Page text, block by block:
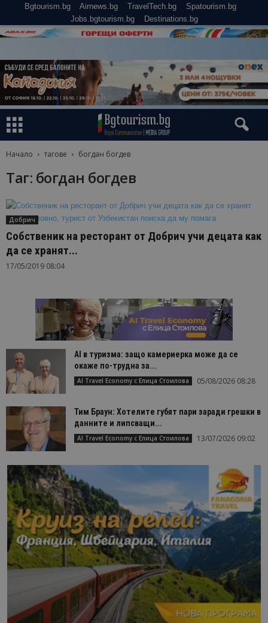
Bgtourism.bg Airnews.bg TravelTech.bg
Spatourism.bg
Jobs.bgtourism.bg
Destinations.bg
Начало тагове богдан богдев
Таг: богдан богдев
Добрич
Собственик на ресторант от Добрич учи децата как
да се хранят...
17/05/2019 08:04
AI в туризма: защо камериерка може да се
окаже по-трудна за...
AI Travel Economy с Елица Стоилова 05/08/2026 08:28
Тим Браун: Хотелите губят пари заради грешки в
данните и липсващи...
AI Travel Economy с Елица Стоилова 13/07/2026 09:02